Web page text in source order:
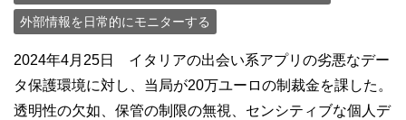
外部情報を日常的にモニターする
2024年4月25日 イタリアの出会い系アプリの劣悪なデー
タ保護環境に対し、当局が20万ユーロの制裁金を課した。
透明性の欠如、保管の制限の無視、センシティブな個人デ